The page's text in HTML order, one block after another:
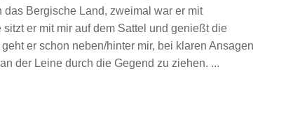
das Bergische Land, zweimal war er mit
er mit mir auf dem Sattel und genießt die
er schon neben/hinter mir, bei klaren Ansagen
der Leine durch die Gegend zu ziehen. ...